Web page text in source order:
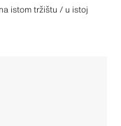
istom tržištu / u istoj